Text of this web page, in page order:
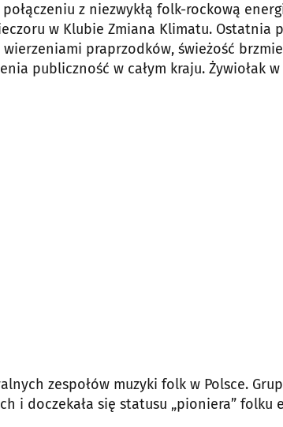
z niezwykłą folk-rockową
w Klubie Zmiana Klimatu. Ostatnia
praprzodków, świeżość
publiczność w całym kraju. Żywiołak w
zespołów muzyki folk w Polsce.
i doczekała się statusu „pioniera” folku